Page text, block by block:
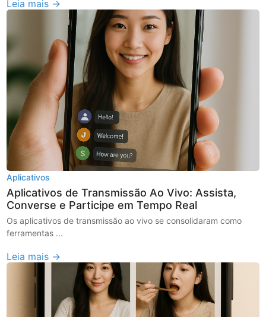
Leia mais →
Aplicativos
Aplicativos de Transmissão Ao Vivo: Assista,
Converse e Participe em Tempo Real
Os aplicativos de transmissão ao vivo se consolidaram como
ferramentas ...
Leia mais →